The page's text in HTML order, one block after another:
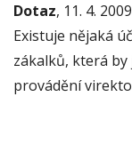
Dotaz, 11. 4. 2009
Existuje nějaká
zákalků, která
provádění